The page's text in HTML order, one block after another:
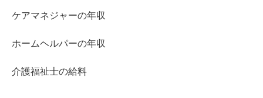
ケアマネジャーの年収
ホームヘルパーの年収
介護福祉士の給料